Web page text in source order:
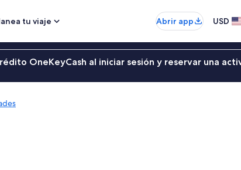
tu viaje
Abrir app USD
OneKeyCash al iniciar sesión y reservar una